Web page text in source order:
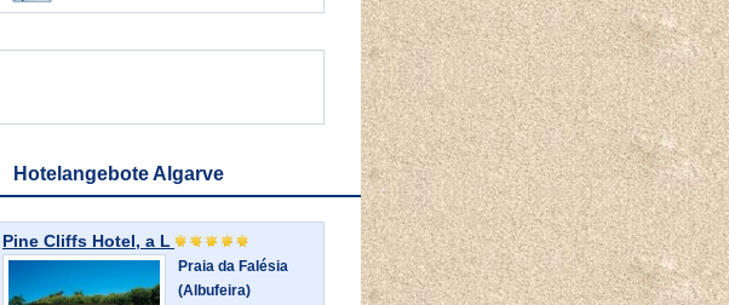
Hotelangebote Algarve
Pine Cliffs Hotel, a L
Praia da Falésia
(Albufeira)